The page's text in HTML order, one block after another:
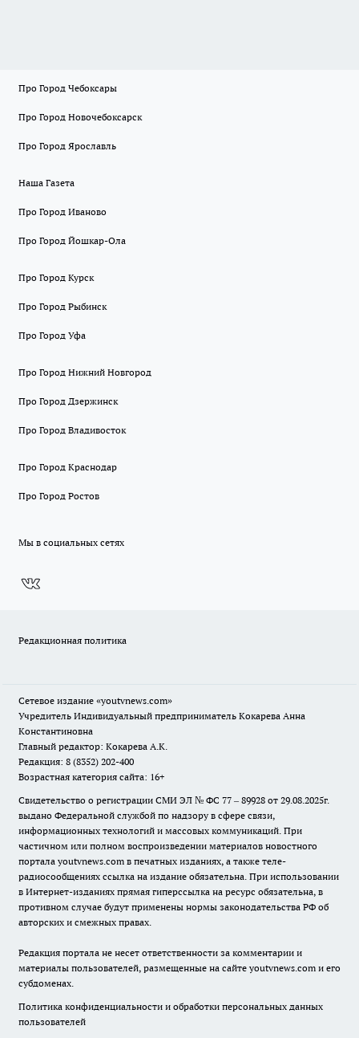
Про Город Чебоксары
Про Город Новочебоксарск
Про Город Ярославль
Наша Газета
Про Город Иваново
Про Город Йошкар-Ола
Про Город Курск
Про Город Рыбинск
Про Город Уфа
Про Город Нижний Новгород
Про Город Дзержинск
Про Город Владивосток
Про Город Краснодар
Про Город Ростов
Мы в социальных сетях
Редакционная политика
Сетевое издание «youtvnews.com»
Учредитель Индивидуальный предприниматель Кокарева Анна
Константиновна
Главный редактор: Кокарева А.К.
Редакция: 8 (8352) 202-400
Возрастная категория сайта: 16+
Свидетельство о регистрации СМИ ЭЛ № ФС 77 – 89928 от 29.08.2025г.
выдано Федеральной службой по надзору в сфере связи,
информационных технологий и массовых коммуникаций. При
частичном или полном воспроизведении материалов новостного
портала youtvnews.com в печатных изданиях, а также теле-
радиосообщениях ссылка на издание обязательна. При использовании
в Интернет-изданиях прямая гиперссылка на ресурс обязательна, в
противном случае будут применены нормы законодательства РФ об
авторских и смежных правах.
Редакция портала не несет ответственности за комментарии и
материалы пользователей, размещенные на сайте youtvnews.com и его
субдоменах.
Политика конфиденциальности и обработки персональных данных
пользователей